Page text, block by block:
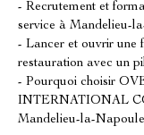
- Recrutement et
service à Mandelieu-
- Lancer et ouvrir une
restauration avec un
- Pourquoi choisir
INTERNATIONAL
Mandelieu-la-Napoule